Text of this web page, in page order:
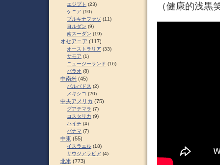
（健康的浅
エジプト (23)
ケニア (10)
ブルキナファソ (11)
ヨルダン (9)
南スーダン (19)
オセアニア (117)
オーストラリア (33)
サモア (1)
ニュージーランド (16)
パラオ (8)
中南米 (45)
バルバドス (2)
メキシコ (20)
中央アメリカ (75)
グアテマラ (7)
コスタリカ (9)
ハイチ (4)
パナマ (7)
中東 (55)
イスラエル (18)
サウジアラビア (4)
北米 (773)